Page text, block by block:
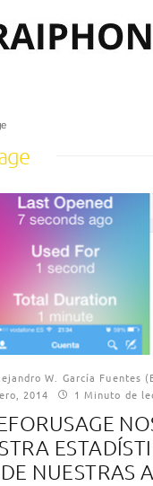
W. García Fuentes
2014
1 Minuto de
NUESTRAS